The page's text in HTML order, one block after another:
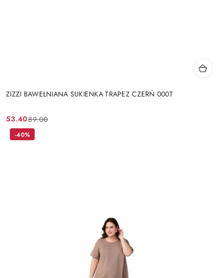
ZIZZI BAWEŁNIANA SUKIENKA TRAPEZ CZERŃ 000T
Cena
promocyjna:
53.40
Cena
przed
89.00
-40%